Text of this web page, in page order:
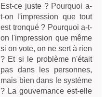
Est-ce juste ? Pourquoi a-
t-on l'impression que tout
est tronqué ? Pourquoi a-t-
on l'impression que même
si on vote, on ne sert à rien
? Et si le problème n'était
pas dans les personnes,
mais bien dans le système
? La gouvernance est-elle